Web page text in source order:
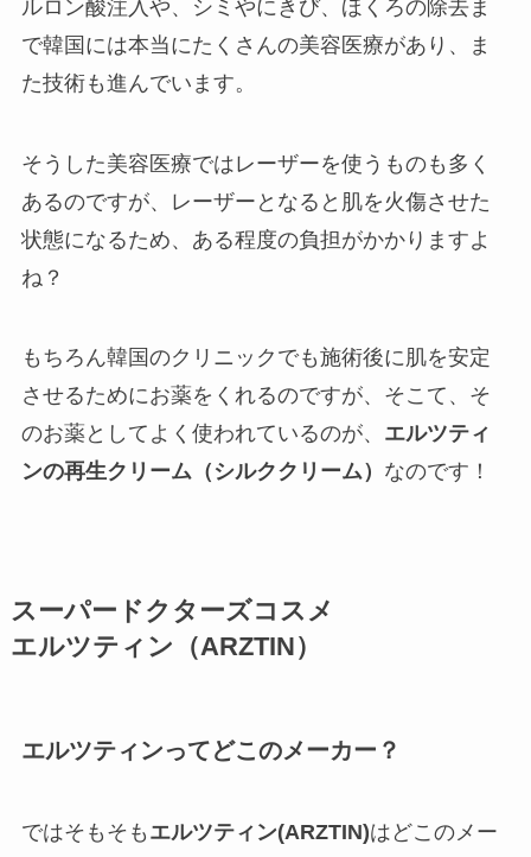
ルロン酸注入や、シミやにきび、ほくろの除去ま
で韓国には本当にたくさんの美容医療があり、ま
た技術も進んでいます。
そうした美容医療ではレーザーを使うものも多く
あるのですが、
レーザーとなると肌を火傷させた
状態になるため、ある程度の負担がかかりますよ
ね？
もちろん韓国のクリニックでも施術後に肌を安定
させるためにお薬をくれるのですが、そこて、 そ
のお薬としてよく使われているのが、 エルツティ
ンの再生クリーム（シルククリーム） なのです！
スーパードクターズコスメ
エルツティン（ARZTIN）
エルツティンってどこのメーカー？
ではそもそも エルツティン(ARZTIN)はどこのメー